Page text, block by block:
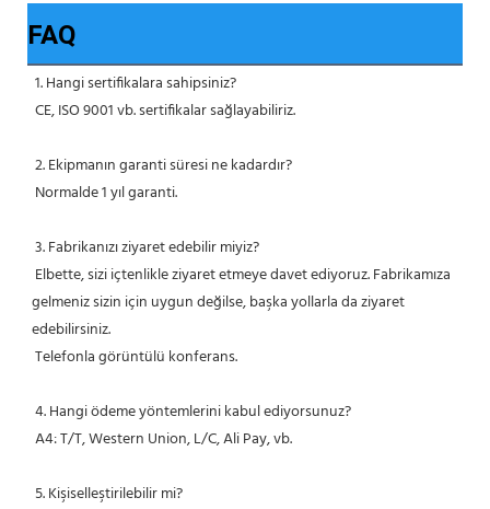
FAQ
1. Hangi sertifikalara sahipsiniz?
CE, ISO 9001 vb. sertifikalar sağlayabiliriz.
2. Ekipmanın garanti süresi ne kadardır?
Normalde 1 yıl garanti.
3. Fabrikanızı ziyaret edebilir miyiz?
gelmeniz sizin için uygun değilse, başka yollarla da ziyaret
edebilirsiniz.
Telefonla görüntülü konferans.
4. Hangi ödeme yöntemlerini kabul ediyorsunuz?
A4: T/T, Western Union, L/C, Ali Pay, vb.
5. Kişiselleştirilebilir mi?